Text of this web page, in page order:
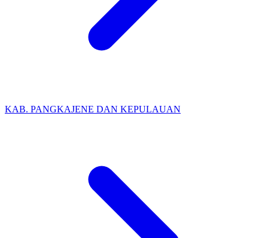
KAB. PANGKAJENE DAN KEPULAUAN